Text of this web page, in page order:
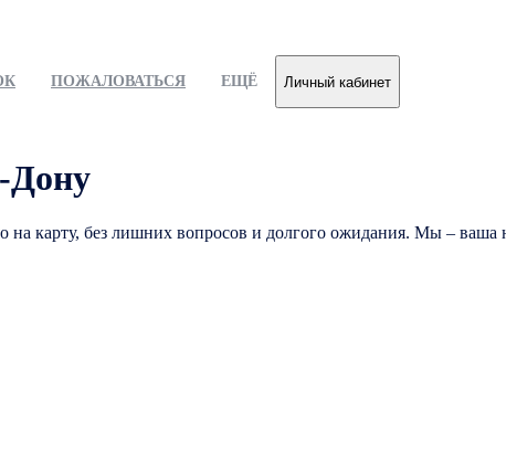
ПОЖАЛОВАТЬСЯ ЕЩЁ Личный кабинет
Дону
карту, без лишних вопросов и долгого ожидания. Мы –